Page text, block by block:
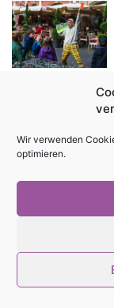
Wir verwenden
optimieren.
©